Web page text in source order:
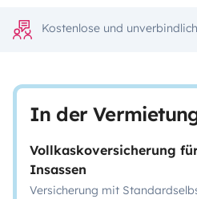
Kostenlose und
In der
Vollkaskoversicherung
Insassen
Versicherung mit